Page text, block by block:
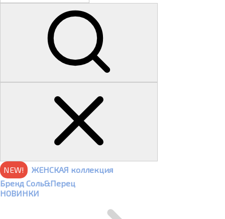
NEW!
ЖЕНСКАЯ коллекция
Бренд Соль&Перец
НОВИНКИ